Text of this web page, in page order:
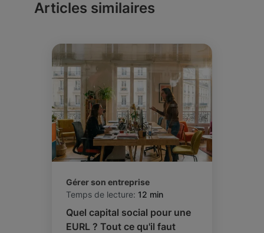
Articles similaires
Gérer son entreprise
Temps de lecture: 12 min
Quel capital social pour une
EURL ? Tout ce qu'il faut